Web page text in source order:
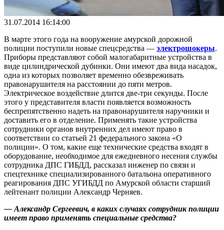
31.07.2014 16:14:00
В марте этого года на вооружение амурской дорожной
полиции поступили новые спецсредства — электрошокеры.
Приборы представляют собой малогабаритные устройства в
виде цилиндрической дубинки. Они имеют два вида насадок,
одна из которых позволяет временно обезвреживать
правонарушителя на расстоянии до пяти метров.
Электрическое воздействие длится две-три секунды. После
этого у представителя власти появляется возможность
беспрепятственно надеть на правонарушителя наручники и
доставить его в отделение. Применять такие устройства
сотрудники органов внутренних дел имеют право в
соответствии со статьей 21 федерального закона «О
полиции». О том, какие еще технические средства входят в
оборудование, необходимое для ежедневного несения службы
сотрудника ДПС ГИБДД, рассказал инженер по связи и
спецтехнике специализированного батальона оперативного
реагирования ДПС УГИБДД по Амурской области старший
лейтенант полиции Александр Черняев.
— Александр Сергеевич, в каких случаях сотрудник полиции
имеет право применять специальные средства?